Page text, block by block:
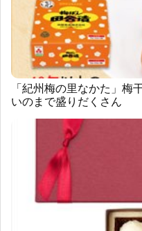
「紀州梅の里なかた」梅
いのまで盛りだくさん